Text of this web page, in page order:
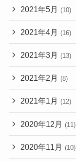
2021年5月 (10)
2021年4月 (16)
2021年3月 (13)
2021年2月 (8)
2021年1月 (12)
2020年12月 (11)
2020年11月 (10)